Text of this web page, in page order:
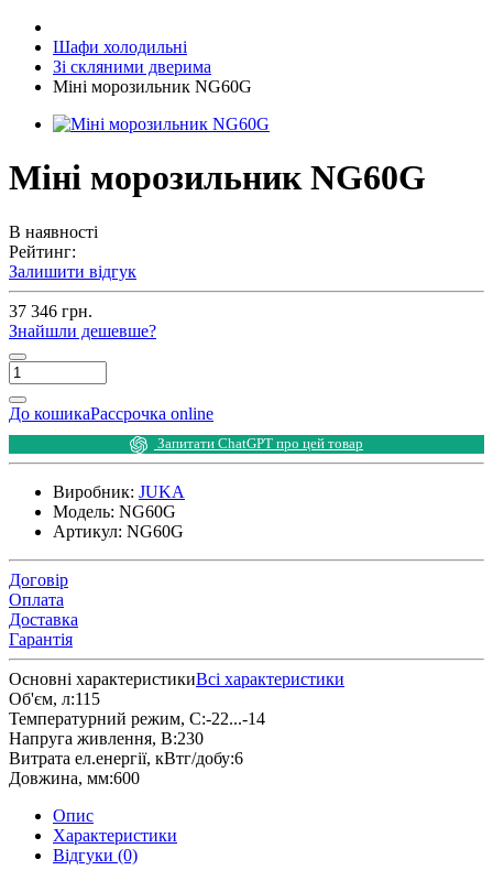
Шафи холодильні
Зі скляними дверима
Міні морозильник NG60G
Міні морозильник NG60G
В наявності
Рейтинг:
Залишити відгук
37 346 грн.
Знайшли дешевше?
До кошикаРассрочка online
Запитати ChatGPT про цей товар
Виробник: JUKA
Модель: NG60G
Артикул: NG60G
Договір
Оплата
Доставка
Гарантія
Основні характеристикиВсі характеристики
Об'єм, л:115
Температурний режим, С:-22...-14
Напруга живлення, В:230
Витрата ел.енергії, кВтг/добу:6
Довжина, мм:600
Опис
Характеристики
Відгуки (0)